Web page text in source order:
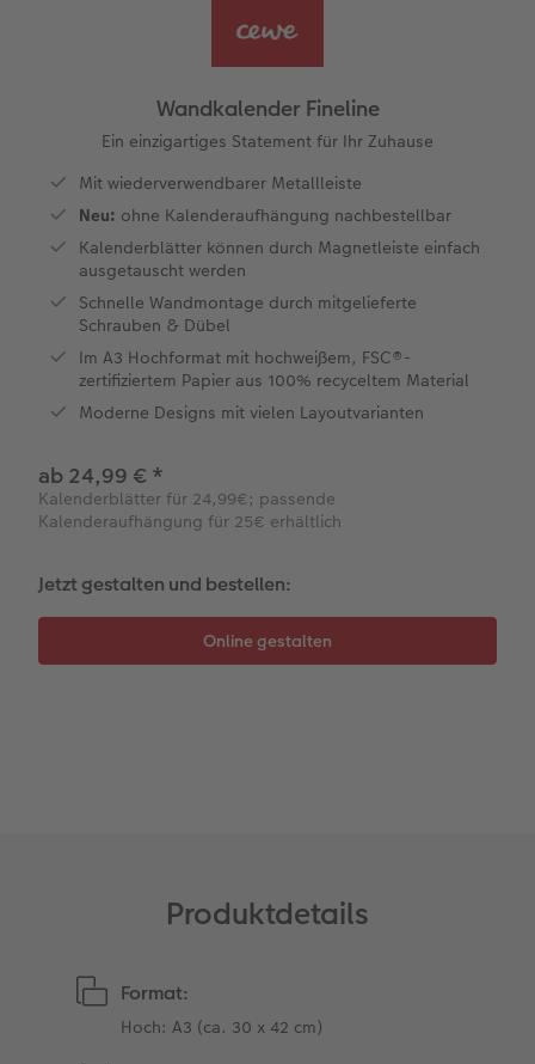
Jahrbuch gestalten
Panoramaseite
Designvorlagen
Foto-Kochbuch
Kundenbeispiele
Webinare
CEWE myPhotos
Inspiration
Bilderboxen
Fotosticker
Sofortfotos
CEWE myPhotos
Neuheiten
Extras
Photo Streetmap Poster
Alu-Dibond
Hartschaum
Gallery Print
hexxas
Willkommensschild
Wandgestaltung
Neuheiten
Dankeskarten Kommunion
Urlaubsgrüße
Papierqualitäten
Klappkarten
Fotokarten
Postkarten
Karte mit Einsteckfoto
CEWE myPhotos
Foto-Geschenkbox
Handyhüllen
Faber-Castell
Haustierwelt
Geschenkideen
Kundenbeispiele
Neuheiten
Wandkalender mit Design
Kalender-Kundenbeispiele
Extras
CEWE myPhotos
Max Case
PopGrip
CEWE myPhotos
Neuheiten
nachhaltiger Schenken
Liebe schenken
Inspiration
Kundenbeispiele
Wandkalender Fineline
Ein einzigartiges Statement für Ihr Zuhause
Mit wiederverwendbarer Metallleiste
Neu: ohne Kalenderaufhängung nachbestellbar
Kalenderblätter können durch Magnetleiste einfach
ausgetauscht werden
Schnelle Wandmontage durch mitgelieferte
Schrauben & Dübel
Im A3 Hochformat mit hochweißem, FSC®-
zertifiziertem Papier aus 100% recyceltem Material
Moderne Designs mit vielen Layoutvarianten
ab 24,99 € *
Kalenderblätter für 24,99€; passende
Kalenderaufhängung für 25€ erhältlich
Jetzt gestalten und bestellen:
Produktdetails
Format:
Hoch: A3 (ca. 30 x 42 cm)